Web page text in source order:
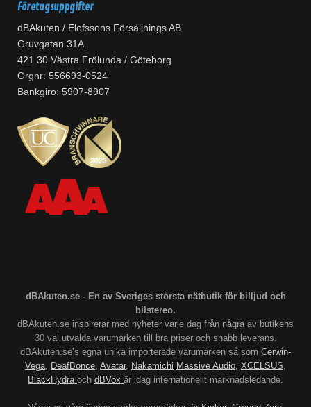
Företagsuppgifter
dBAkuten / Elofssons Försäljnings AB
Gruvgatan 31A
421 30 Västra Frölunda / Göteborg
Orgnr: 556693-0524
Bankgiro: 5907-8907
dBAkuten.se - En av Sveriges största nätbutik för billjud och
bilstereo.
dBAkuten.se inspirerar med nyheter varje dag från några av butikens
30 väl utvalda varumärken till bra priser och snabb leverans.
dBAkuten.se’s egna unika importerade varumärken så som Cerwin-
Vega, DeafBonce, Avatar, Nakamichi Massive Audio, XCELSUS,
BlackHydra och dBVox är idag internationellt marknadsledande.